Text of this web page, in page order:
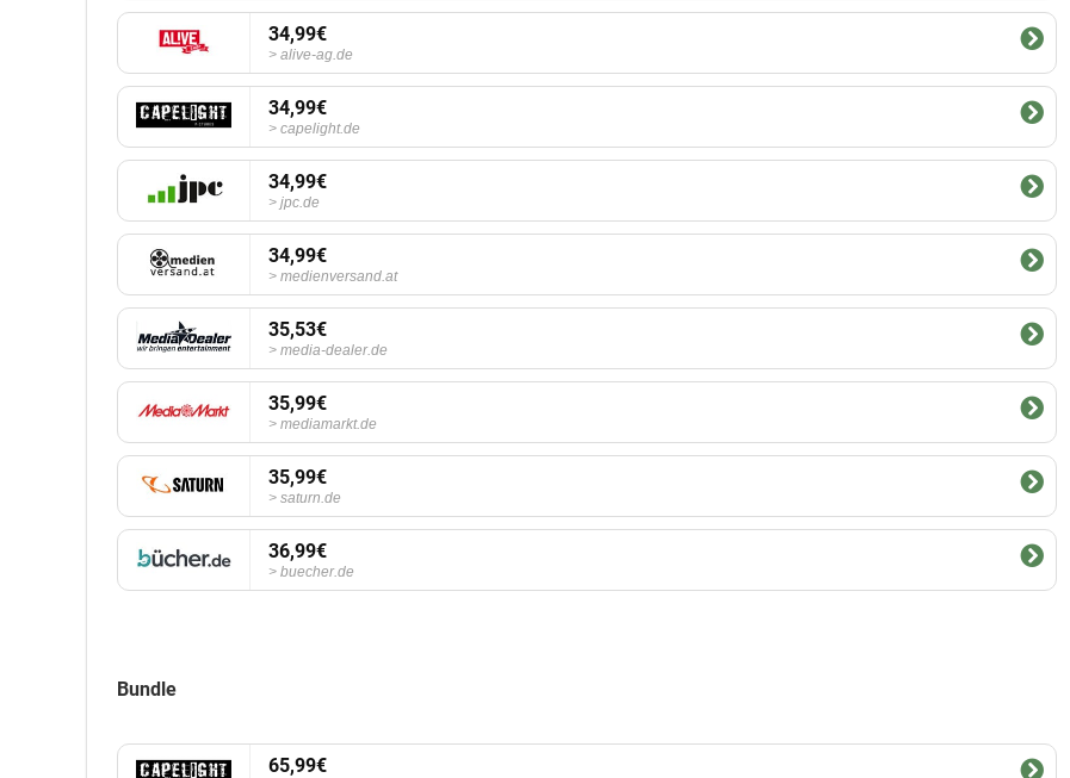
34,99€
alive-ag.de
34,99€
capelight.de
34,99€
jpc.de
34,99€
medienversand.at
35,53€
media-dealer.de
35,99€
mediamarkt.de
35,99€
saturn.de
36,99€
buecher.de
Bundle
65,99€